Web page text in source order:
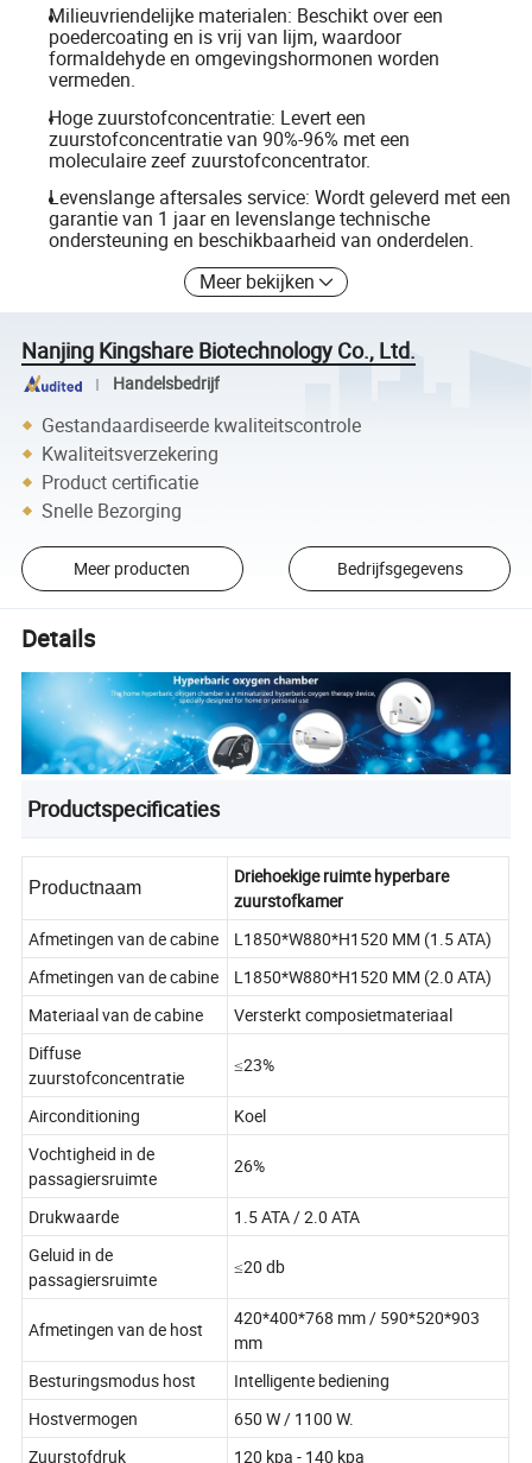
Milieuvriendelijke materialen: Beschikt over een
poedercoating en is vrij van lijm, waardoor
formaldehyde en omgevingshormonen worden
vermeden.
Hoge zuurstofconcentratie: Levert een
zuurstofconcentratie van 90%-96% met een
moleculaire zeef zuurstofconcentrator.
Levenslange aftersales service: Wordt geleverd met een
garantie van 1 jaar en levenslange technische
ondersteuning en beschikbaarheid van onderdelen.
Meer bekijken
Nanjing Kingshare Biotechnology Co., Ltd.
Handelsbedrijf
Gestandaardiseerde kwaliteitscontrole
Kwaliteitsverzekering
Product certificatie
Snelle Bezorging
Meer producten Bedrijfsgegevens
Details
Productspecificaties
Productnaam
Driehoekige ruimte hyperbare
zuurstofkamer
Afmetingen van de cabine
L1850*W880*H1520 MM (1.5 ATA)
Afmetingen van de cabine
L1850*W880*H1520 MM (2.0 ATA)
Materiaal van de cabine
Versterkt composietmateriaal
Diffuse
zuurstofconcentratie
≤23%
Airconditioning
Koel
Vochtigheid in de
passagiersruimte
26%
Drukwaarde
1.5 ATA / 2.0 ATA
Geluid in de
passagiersruimte
≤20 db
Afmetingen van de host
420*400*768 mm / 590*520*903
mm
Besturingsmodus host
Intelligente bediening
Hostvermogen
650 W / 1100 W.
Zuurstofdruk
120 kpa - 140 kpa